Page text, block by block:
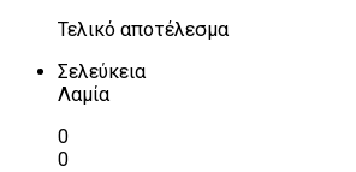
Τελικό αποτέλεσμα
Σελεύκεια
Λαμία
0
0